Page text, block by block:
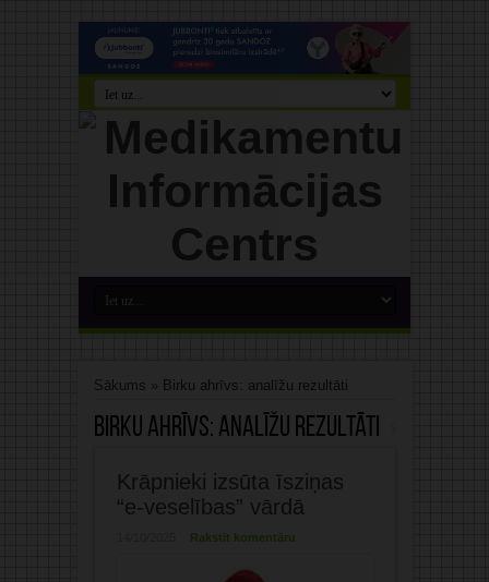
Sākums » Birku ahrīvs: analīžu rezultāti
Birku ahrīvs: analīžu rezultāti
Krāpnieki izsūta īsziņas
“e-veselības” vārdā
Rakstīt komentāru